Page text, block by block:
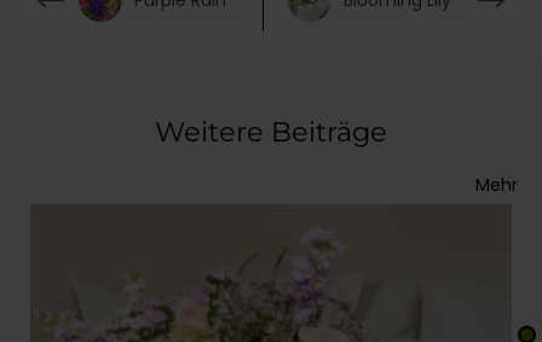
Weitere Beiträge
Mehr